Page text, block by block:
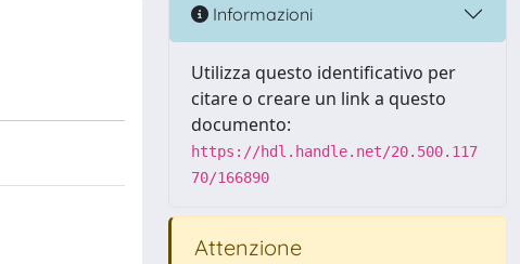
Informazioni
Utilizza questo identificativo per
citare o creare un link a questo
documento:
https://hdl.handle.net/20.500.117
70/166890
Attenzione